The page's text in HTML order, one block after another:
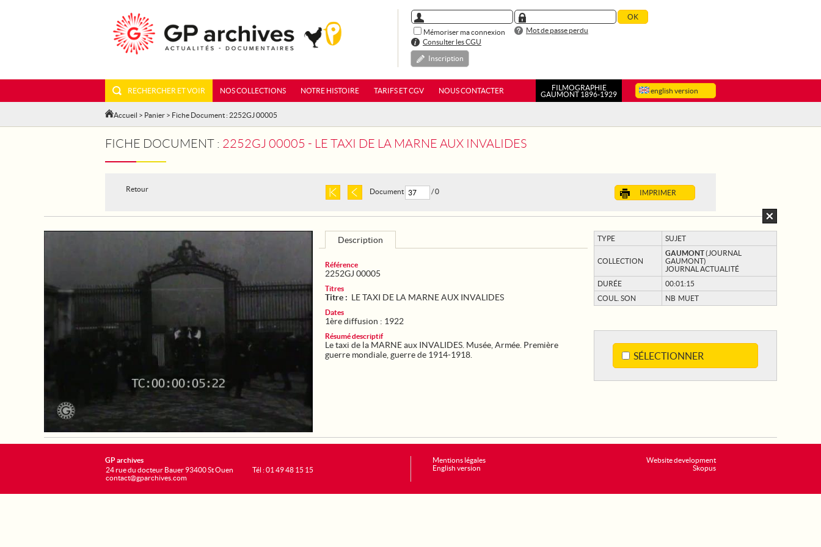
Mémoriser ma connexion
Mot de passe perdu
Consulter les CGU
Inscription
english version
RECHERCHER ET VOIR NOS COLLECTIONS NOTRE HISTOIRE TARIFS ET CGV NOUS CONTACTER
FILMOGRAPHIE
GAUMONT 1896-1929
Accueil > Panier > Fiche Document : 2252GJ 00005
FICHE DOCUMENT : 2252GJ 00005 - LE TAXI DE LA MARNE AUX INVALIDES
Retour IMPRIMER
Document / 0
TYPE SUJET
COLLECTION
GAUMONT(JOURNAL
GAUMONT)
JOURNAL ACTUALITÉ
DURÉE
00:01:15
COUL. SON
NB MUET
SÉLECTIONNER
Description
Référence
2252GJ 00005
Titres
Titre : LE TAXI DE LA MARNE AUX INVALIDES
Dates
1ère diffusion : 1922
Résumé descriptif
Le taxi de la MARNE aux INVALIDES. Musée, Armée. Première
guerre mondiale, guerre de 1914-1918.
Website development
Skopus
GP archives
24 rue du docteur Bauer 93400 St Ouen
contact@gparchives.com
Tél : 01 49 48 15 15
Mentions légales
English version